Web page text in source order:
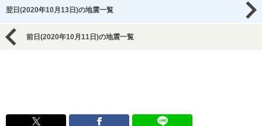
翌日(2020年10月13日)の地震一覧
前日(2020年10月11日)の地震一覧